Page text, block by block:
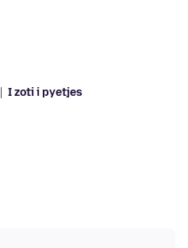
I zoti i pyetjes